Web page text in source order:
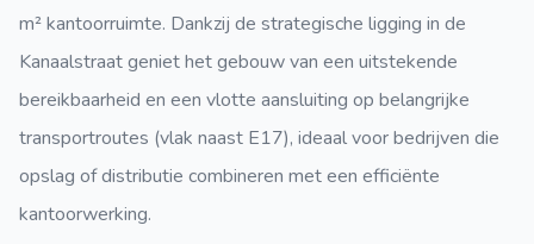
m² kantoorruimte. Dankzij de strategische ligging in de
Kanaalstraat geniet het gebouw van een uitstekende
bereikbaarheid en een vlotte aansluiting op belangrijke
transportroutes (vlak naast E17), ideaal voor bedrijven die
opslag of distributie combineren met een efficiënte
kantoorwerking.